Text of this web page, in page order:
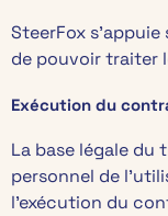
SteerFox
de pouvoir traiter
Exécution du
La base légale du
personnel de
l’exécution du